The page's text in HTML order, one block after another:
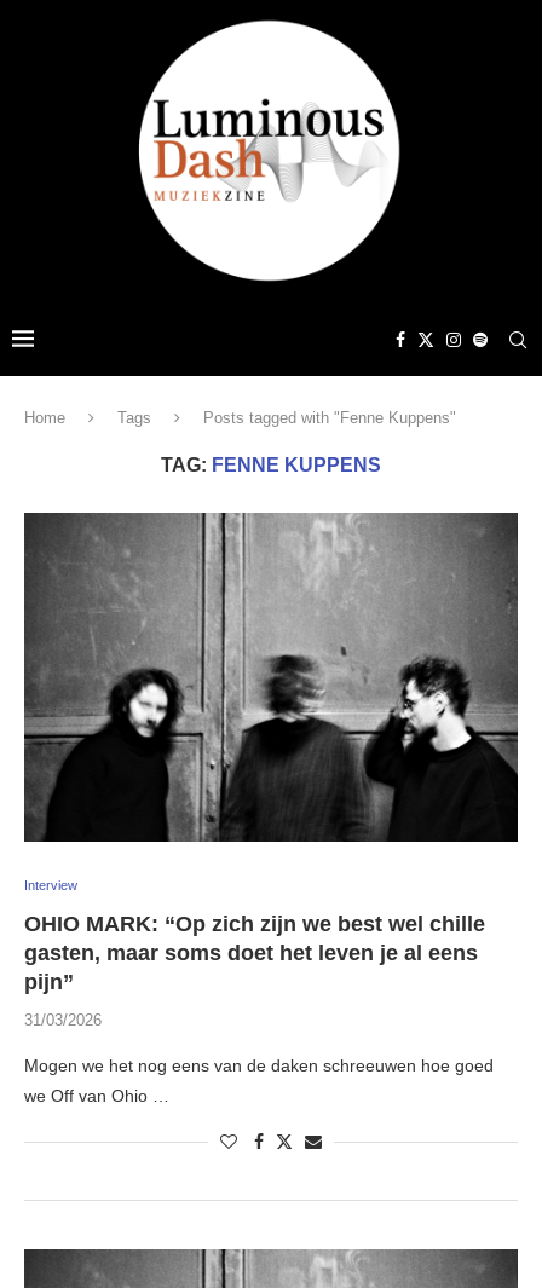
Home Tags Posts tagged with "Fenne Kuppens"
TAG: FENNE KUPPENS
Interview
OHIO MARK: “Op zich zijn we best wel chille
gasten, maar soms doet het leven je al eens
pijn”
31/03/2026
Mogen we het nog eens van de daken schreeuwen hoe goed
we Off van Ohio …